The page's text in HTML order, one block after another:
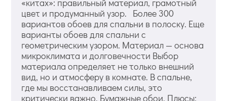
цвет и продуманный узор. Более 300
вариантов обоев для спальни в полоску. Еще
варианты обоев для спальни с
геометрическим узором. Материал — основа
микроклимата и долговечности Выбор
материала определяет не только внешний
вид, но и атмосферу в комнате. В спальне,
где мы восстанавливаем силы, это
критически важно. Бумажные обои. Плюсы: